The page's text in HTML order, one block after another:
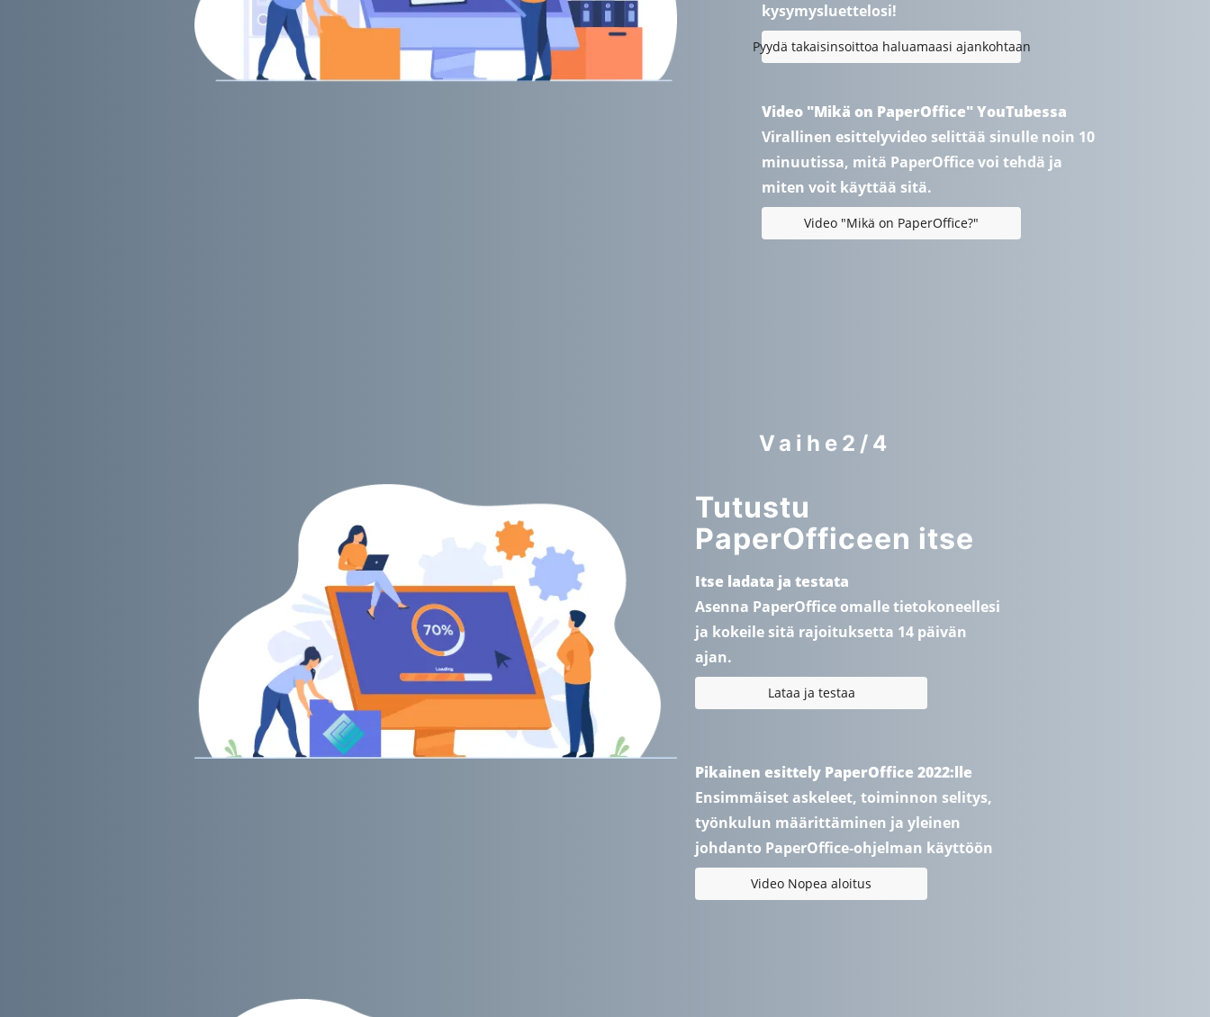
kysymysluettelosi!
Pyydä takaisinsoittoa haluamaasi ajankohtaan
Video "Mikä on PaperOffice" YouTubessa
Virallinen esittelyvideo selittää sinulle noin 10
minuutissa, mitä PaperOffice voi tehdä ja
miten voit käyttää sitä.
Video "Mikä on PaperOffice?"
Vaihe2/4
Tutustu
PaperOfficeen itse
Itse ladata ja testata
Asenna PaperOffice omalle tietokoneellesi
ja kokeile sitä rajoituksetta 14 päivän
ajan.
Lataa ja testaa
Pikainen esittely PaperOffice 2022:lle
Ensimmäiset askeleet, toiminnon selitys,
työnkulun määrittäminen ja yleinen
johdanto PaperOffice-ohjelman käyttöön
Video Nopea aloitus